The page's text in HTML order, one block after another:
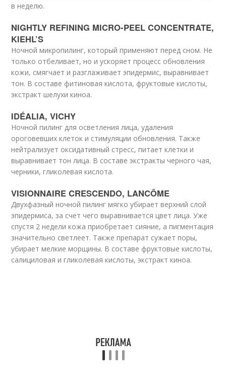
в неделю.
NIGHTLY REFINING MICRO-PEEL CONCENTRATE,
KIEHL’S
Ночной микропилинг, который применяют перед сном. Не
только отбеливает, но и ускоряет процесс обновления
кожи, смягчает и разглаживает эпидермис, выравнивает
тон. В составе фитиновая кислота, фруктовые кислоты,
экстракт шелухи киноа.
IDÉALIA, VICHY
Ночной пилинг для осветления лица, удаления
ороговевших клеток и стимуляции обновления. Также
нейтрализует оксидативный стресс, питает клетки и
выравнивает тон лица. В составе экстракты черного чая,
черники, гликолевая кислота.
VISIONNAIRE CRESCENDO, LANCÔME
Двухфазный ночной пилинг мягко убирает верхний слой
эпидермиса, за счет чего выравнивается цвет лица. Уже
спустя 2 недели кожа приобретает сияние, а пигментация
значительно светлеет. Также препарат сужает поры,
убирает мелкие морщины. В составе фруктовые кислоты,
салициловая и гликолевая кислоты, экстракт киноа.